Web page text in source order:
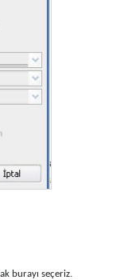
burayı seçeriz.